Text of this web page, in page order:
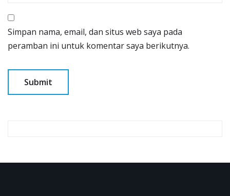
Simpan nama, email, dan situs web saya pada
peramban ini untuk komentar saya berikutnya.